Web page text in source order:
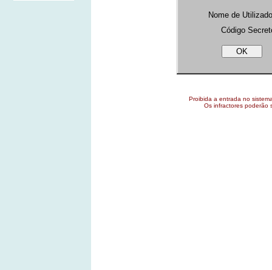
Nome de
Código
Proibida a entrada no
Os infractores poderão